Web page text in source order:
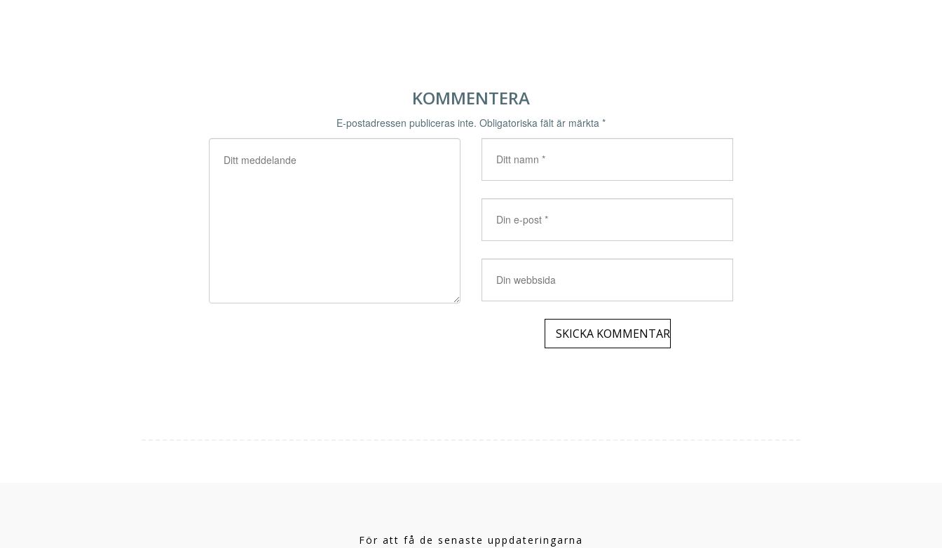
KOMMENTERA
E-postadressen publiceras inte. Obligatoriska fält är märkta *
För att få de senaste uppdateringarna